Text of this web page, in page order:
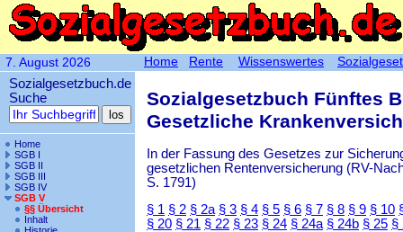
7. August 2026
Sozialgesetzbuch.de
Suche
Home
SGB I
SGB II
SGB III
SGB IV
SGB V
§§ Übersicht
Inhalt
Sozialgesetzbuch Fünftes
Gesetzliche
In der Fassung des Gesetzes zur
gesetzlichen Rentenversicherung (RV-
S. 1791)
§ 1 § 2 § 2a § 3 § 4 § 5 § 6 § 7 § 8 § 9 § 10
§ 20 § 21 § 22 § 23 § 24 § 24a § 24b § 25 §
Home Rente Wissenswertes